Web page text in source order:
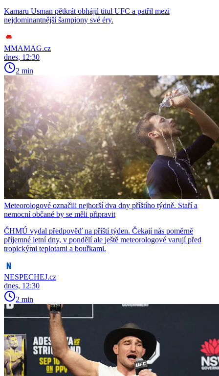
Kamaru Usman pětkrát obhájil titul UFC a patřil mezi
nejdominantnější šampiony své éry.
MMAMAG.cz
dnes, 12:30
2 min
Meteorologové označili nejhorší dva dny příštího týdně. Staří a
nemocní občané by se měli připravit
ČHMÚ vydal předpověď na příští týden. Čekají nás poměrně
příjemné letní dny, v pondělí ale ještě meteorologové varují před
tropickými teplotami a bouřkami.
NESPECHEJ.cz
dnes, 12:30
2 min